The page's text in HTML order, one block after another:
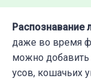
Распознавание
даже во время
можно добавить
усов, кошачьих